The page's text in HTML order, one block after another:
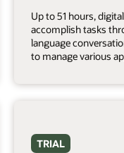
Up to 51 hours,
accomplish tasks
language
to manage various
TRIAL